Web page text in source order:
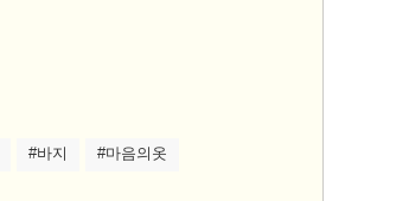
#바지 #마음의옷